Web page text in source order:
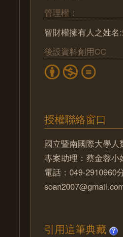
管理權：
智財權擁有人之姓名
後設資料創用CC
授權聯絡窗口
國立暨南國際大學人
專案助理：蔡金蓉小
電話：049-2910960
引用這筆典藏